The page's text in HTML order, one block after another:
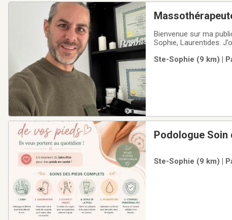
Bienvenue sur ma
Sophie, Laurentides.
tarifs et mon horaire
Ste-Sophie (9 km) |
Podologue Soin
Ste-Sophie (9 km) |